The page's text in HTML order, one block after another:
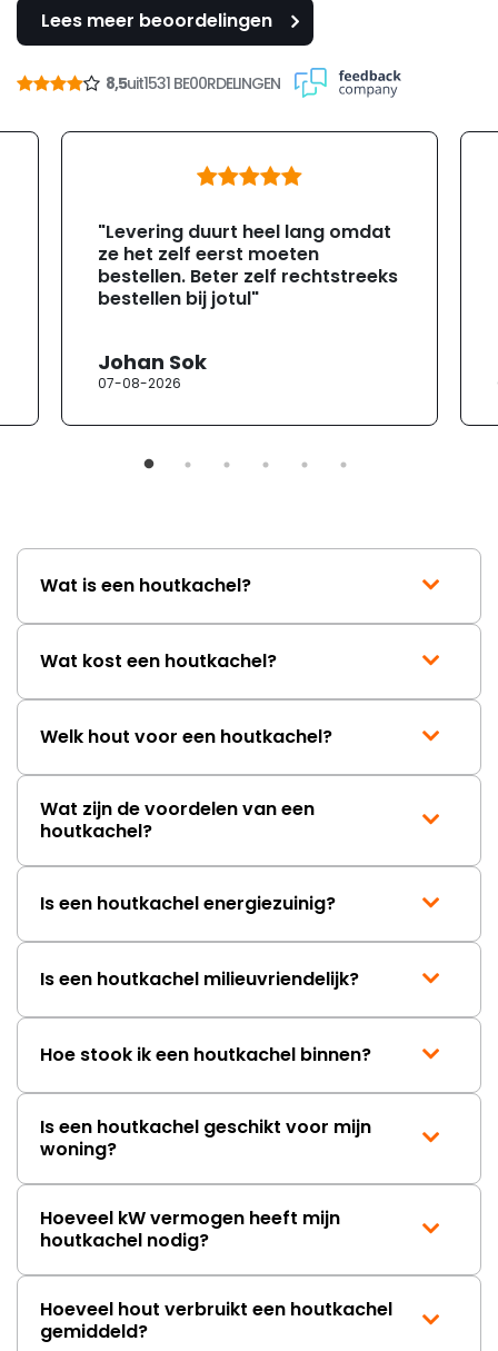
Lees meer beoordelingen
8,5uit1531 BE00RDELINGEN
"Levering duurt heel lang omdat
ze het zelf eerst moeten
bestellen. Beter zelf rechtstreeks
bestellen bij jotul"
Johan Sok
07-08-2026
Wat is een houtkachel?
Wat kost een houtkachel?
Welk hout voor een houtkachel?
Wat zijn de voordelen van een
houtkachel?
Is een houtkachel energiezuinig?
Is een houtkachel milieuvriendelijk?
Hoe stook ik een houtkachel binnen?
Is een houtkachel geschikt voor mijn
woning?
Hoeveel kW vermogen heeft mijn
houtkachel nodig?
Hoeveel hout verbruikt een houtkachel
gemiddeld?